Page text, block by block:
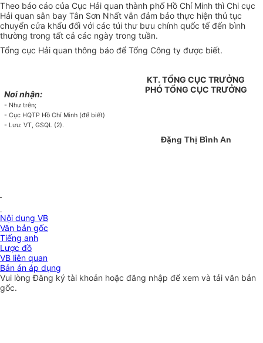
Theo báo cáo của Cục Hải quan thành phố Hồ Chí Minh thì Chi cục
Hải quan sân bay Tân Sơn Nhất vẫn đảm bảo thực hiện thủ tục
chuyển cửa khẩu đối với các túi thư bưu chính quốc tế đến bình
thường trong tất cả các ngày trong tuần.
Tổng cục Hải quan thông báo để Tổng Công ty được biết.
Nơi nhận:
- Như trên;
- Cục HQTP Hồ Chí Minh (để biết)
- Lưu: VT, GSQL (2).
KT. TỔNG CỤC TRƯỞNG
PHÓ TỔNG CỤC TRƯỞNG
Đặng Thị Bình An
Nội dung VB
Văn bản gốc
Tiếng anh
Lược đồ
VB liên quan
Bản án áp dụng
Vui lòngĐăng ký tài khoản hoặc đăng nhập để xem và tải văn bản
gốc.